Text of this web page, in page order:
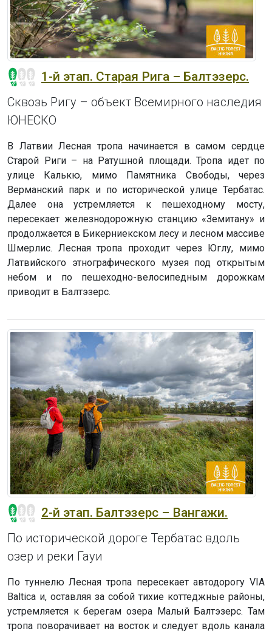
1-й этап. Старая Рига – Балтэзерс.
Сквозь Ригу – объект Всемирного наследия
ЮНЕСКО
В Латвии Лесная тропа начинается в самом сердце
Старой Риги – на Ратушной площади. Тропа идет по
улице Калькю, мимо Памятника Свободы, через
Верманский парк и по исторической улице Тербатас.
Далее она устремляется к пешеходному мосту,
пересекает железнодорожную станцию «Земитану» и
продолжается в Бикерниекском лесу и лесном массиве
Шмерлис. Лесная тропа проходит через Юглу, мимо
Латвийского этнографического музея под открытым
небом и по пешеходно-велосипедным дорожкам
приводит в Балтэзерс.
2-й этап. Балтэзерс – Вангажи.
По исторической дороге Тербатас вдоль
озер и реки Гауи
По туннелю Лесная тропа пересекает автодорогу VIA
Baltica и, оставляя за собой тихие коттеджные районы,
устремляется к берегам озера Малый Балтэзерс. Там
тропа поворачивает на восток и следует вдоль канала